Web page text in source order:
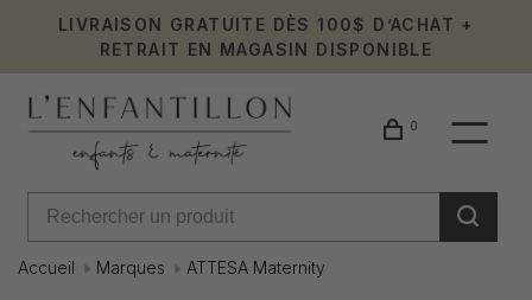
LIVRAISON GRATUITE DÈS 100$ D’ACHAT +
RETRAIT EN MAGASIN DISPONIBLE
0
Accueil Marques ATTESA Maternity